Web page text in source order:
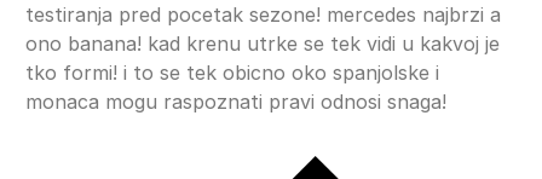
testiranja pred pocetak sezone! mercedes najbrzi a
ono banana! kad krenu utrke se tek vidi u kakvoj je
tko formi! i to se tek obicno oko spanjolske i
monaca mogu raspoznati pravi odnosi snaga!